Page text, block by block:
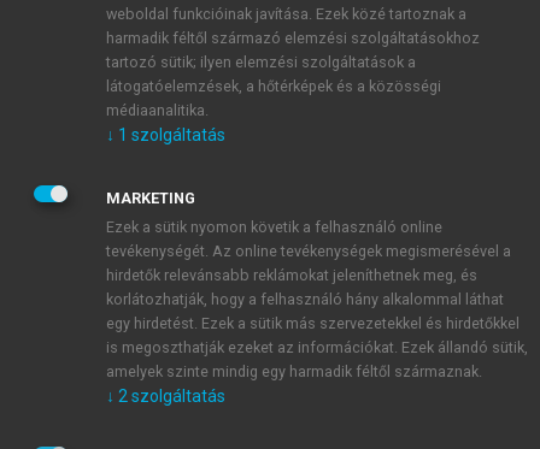
E-MAIL-CÍM
JELSZÓ
JELSZÓ ÚJRA
Kérek értesítést a MeRSZ újdonságairól, akcióiról.
Kérek értesítést az Akadémiai Kiadó Zrt. újdonságairól,
weboldal funkcióinak javítása. Ezek közé tartoznak a
harmadik féltől származó elemzési szolgáltatásokhoz
tartozó sütik; ilyen elemzési szolgáltatások a
látogatóelemzések, a hőtérképek és a közösségi
médiaanalitika.
↓ 1 szolgáltatás
MARKETING
Ezek a sütik nyomon követik a felhasználó online
tevékenységét. Az online tevékenységek megismerésével a
hirdetők relevánsabb reklámokat jeleníthetnek meg, és
korlátozhatják, hogy a felhasználó hány alkalommal láthat
egy hirdetést. Ezek a sütik más szervezetekkel és hirdetőkkel
is megoszthatják ezeket az információkat. Ezek állandó sütik,
amelyek szinte mindig egy harmadik féltől származnak.
↓ 2 szolgáltatás